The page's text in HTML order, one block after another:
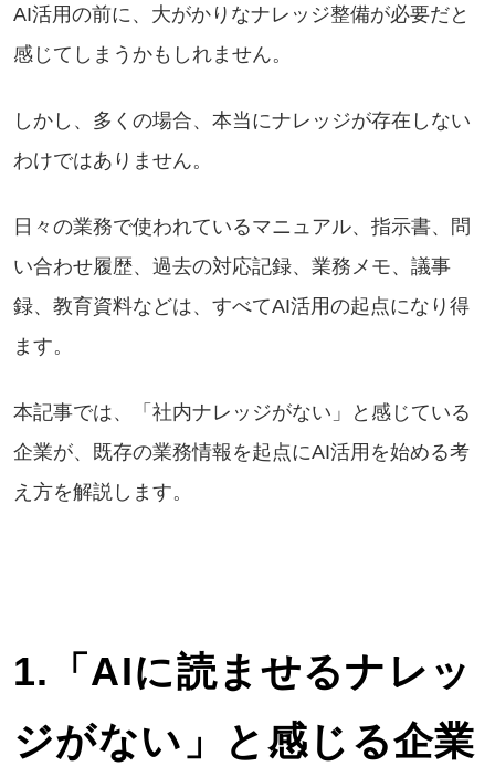
AI活用の前に、大がかりなナレッジ整備が必要だと
感じてしまうかもしれません。
しかし、多くの場合、本当にナレッジが存在しない
わけではありません。
日々の業務で使われているマニュアル、指示書、問
い合わせ履歴、過去の対応記録、業務メモ、議事
録、教育資料などは、すべてAI活用の起点になり得
ます。
本記事では、「社内ナレッジがない」と感じている
企業が、既存の業務情報を起点にAI活用を始める考
え方を解説します。
1. 「AIに読ませるナレッ
ジがない」と感じる企業